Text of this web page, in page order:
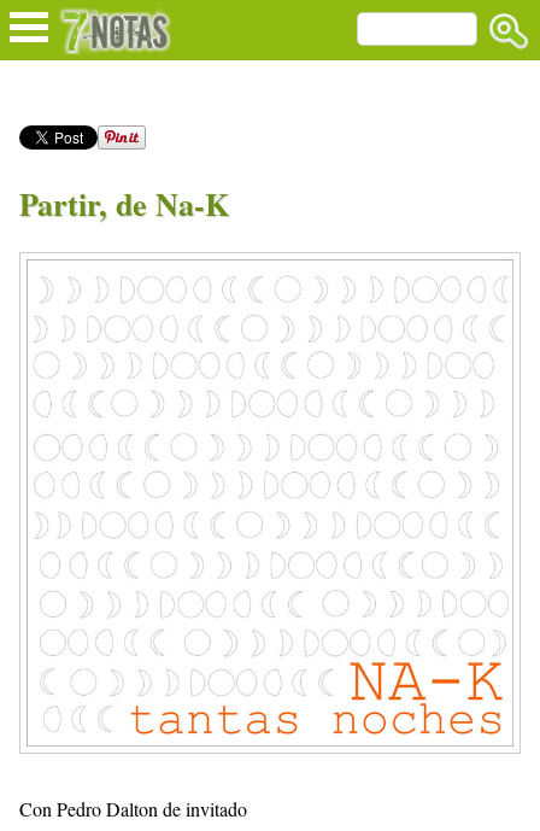
Partir, de Na-K
Con Pedro Dalton de invitado